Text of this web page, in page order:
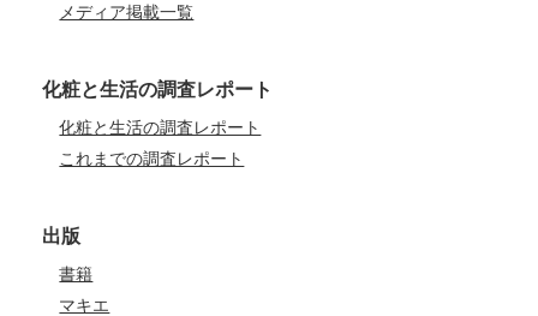
メディア掲載一覧
化粧と生活の調査レポート
化粧と生活の調査レポート
これまでの調査レポート
出版
書籍
マキエ